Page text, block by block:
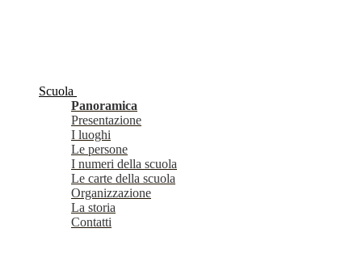
Scuola
Panoramica
Presentazione
I luoghi
Le persone
I numeri della scuola
Le carte della scuola
Organizzazione
La storia
Contatti